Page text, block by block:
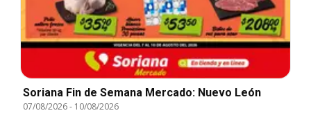
Soriana Fin de Semana Mercado: Nuevo León
07/08/2026- 10/08/2026